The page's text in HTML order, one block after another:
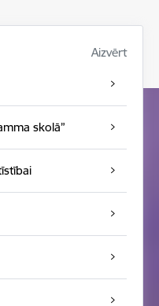
Aizvērt
skolā”